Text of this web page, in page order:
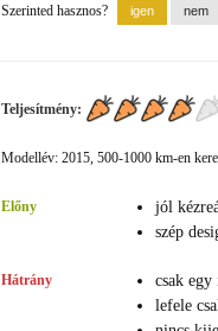
Szerinted hasznos?
Teljesítmény:
Modellév: 2015, 500-1000 km-en
Előny
jól
szép
Hátrány
csak
lefele